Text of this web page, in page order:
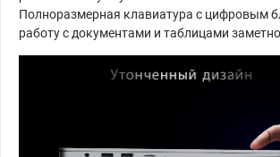
Полноразмерная клавиатура с цифровым
работу с документами и таблицами